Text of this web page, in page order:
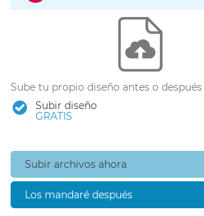
Sube tu propio diseño antes o
Subir diseño
GRATIS
Subir archivos ahora
Los mandaré después